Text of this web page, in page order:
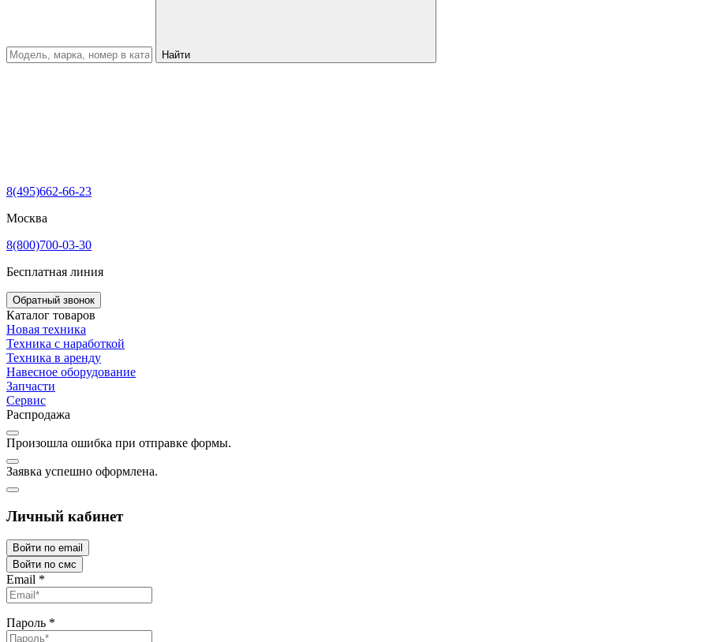
Найти
8(495)662-66-23
Москва
8(800)700-03-30
Бесплатная линия
Обратный звонок
Каталог товаров
Новая техника
Техника с наработкой
Техника в аренду
Навесное оборудование
Запчасти
Сервис
Распродажа
Произошла ошибка при отправке формы.
Заявка успешно оформлена.
Личный кабинет
Войти по email
Войти по смс
Email *
Пароль *